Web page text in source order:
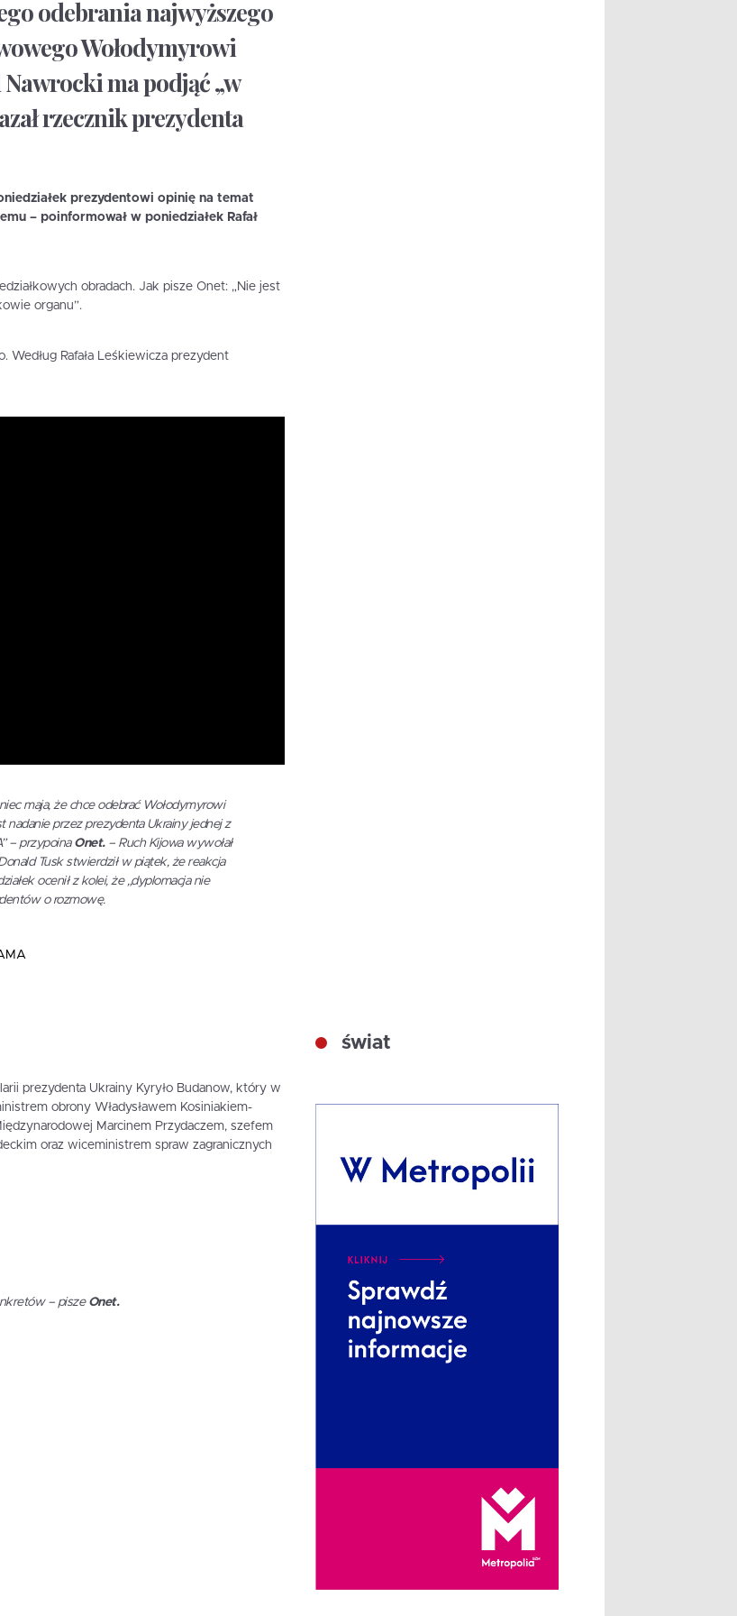
odebrania najwyższego
Wołodymyrowi
ma podjąć „w
rzecznik prezydenta
prezydentowi opinię na temat
– poinformował w poniedziałek Rafał
obradach. Jak pisze Onet: „Nie jest
organu”.
Według Rafała Leśkiewicza prezydent
maja, że chce odebrać Wołodymyrowi
nadanie przez prezydenta Ukrainy jednej z
– przypoina Onet. – Ruch Kijowa wywołał
Tusk stwierdził w piątek, że reakcja
ocenił z kolei, że „dyplomacja nie
o rozmowę.
prezydenta Ukrainy Kyryło Budanow, który w
obrony Władysławem Kosiniakiem-
Marcinem Przydaczem, szefem
oraz wiceministrem spraw zagranicznych
– piszeOnet.
świat